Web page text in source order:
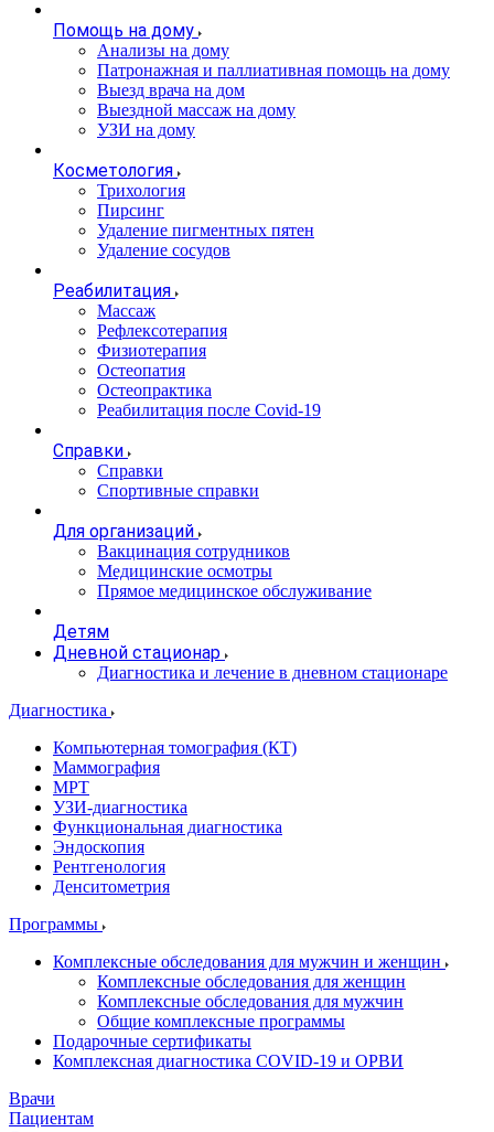
Помощь на дому
Анализы на дому
Патронажная и паллиативная помощь на дому
Выезд врача на дом
Выездной массаж на дому
УЗИ на дому
Косметология
Трихология
Пирсинг
Удаление пигментных пятен
Удаление сосудов
Реабилитация
Массаж
Рефлексотерапия
Физиотерапия
Остеопатия
Остеопрактика
Реабилитация после Covid-19
Справки
Справки
Спортивные справки
Для организаций
Вакцинация сотрудников
Медицинские осмотры
Прямое медицинское обслуживание
Детям
Дневной стационар
Диагностика и лечение в дневном стационаре
Диагностика
Компьютерная томография (КТ)
Маммография
МРТ
УЗИ-диагностика
Функциональная диагностика
Эндоскопия
Рентгенология
Денситометрия
Программы
Комплексные обследования для мужчин и женщин
Комплексные обследования для женщин
Комплексные обследования для мужчин
Общие комплексные программы
Подарочные сертификаты
Комплексная диагностика COVID-19 и ОРВИ
Врачи
Пациентам